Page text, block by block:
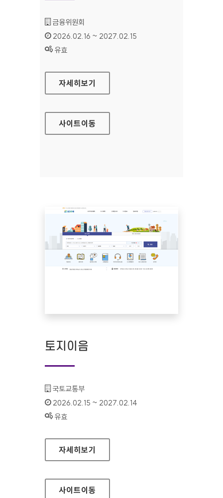
기관명 :
금융위원회
인증기간 :
2026.02.16 ~ 2027.02.15
상태 :
유효
금융규제·법령해석포털
자세히보기
사이트이동
토지이음
기관명 :
국토교통부
인증기간 :
2026.02.15 ~ 2027.02.14
상태 :
유효
토지이음
자세히보기
사이트이동